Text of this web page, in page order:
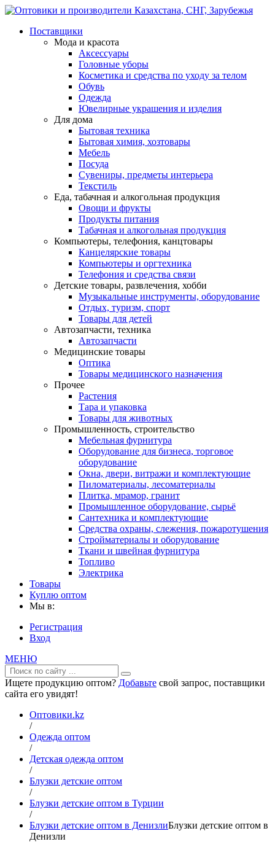
Поставщики
Мода и красота
Аксессуары
Головные уборы
Косметика и средства по уходу за телом
Обувь
Одежда
Ювелирные украшения и изделия
Для дома
Бытовая техника
Бытовая химия, хозтовары
Мебель
Посуда
Сувениры, предметы интерьера
Текстиль
Еда, табачная и алкогольная продукция
Овощи и фрукты
Продукты питания
Табачная и алкогольная продукция
Компьютеры, телефония, канцтовары
Канцелярские товары
Компьютеры и оргтехника
Телефония и средства связи
Детские товары, развлечения, хобби
Музыкальные инструменты, оборудование
Отдых, туризм, спорт
Товары для детей
Автозапчасти, техника
Автозапчасти
Медицинские товары
Оптика
Товары медицинского назначения
Прочее
Растения
Тара и упаковка
Товары для животных
Промышленность, строительство
Мебельная фурнитура
Оборудование для бизнеса, торговое
оборудование
Окна, двери, витражи и комплектующие
Пиломатериалы, лесоматериалы
Плитка, мрамор, гранит
Промышленное оборудование, сырьё
Сантехника и комплектующие
Средства охраны, слежения, пожаротушения
Стройматериалы и оборудование
Ткани и швейная фурнитура
Топливо
Электрика
Товары
Куплю оптом
Мы в:
Регистрация
Вход
МЕНЮ
Ищете продукцию оптом? Добавьте свой запрос, поставщики
сайта его увидят!
Оптовики.kz
/
Одежда оптом
/
Детская одежда оптом
/
Блузки детские оптом
/
Блузки детские оптом в Турции
/
Блузки детские оптом в ДенизлиБлузки детские оптом в
Денизли